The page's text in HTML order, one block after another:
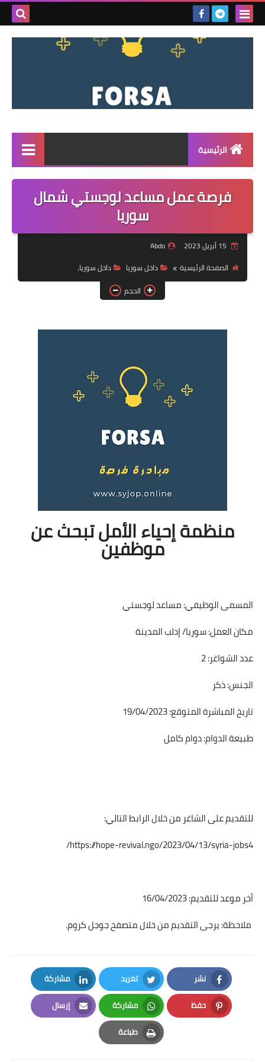
بحث
الرئيسية
القائمة
مناقصات
فرص عمل داخل سوريا
فرص عمل في العراق
فرص عمل في اليمن
فرص عمل في السودان
فرصة عمل مساعد لوجستي شمال
سوريا
Abdo
الصفحة الرئيسية
داخل سوريا
داخل سوريا،
الحجم
منظمة إحياء الأمل تبحث عن
موظفين
المسمى الوظيفي: مساعد لوجستي
مكان العمل: سوريا/ إدلب المدينة
عدد الشواغر: 2
الجنس: ذكر
تاريخ المباشرة المتوقع: 19/04/2023
طبيعة الدوام: دوام كامل
للتقديم على الشاغر من خلال الرابط التالي:
https://hope-revival.ngo/2023/04/13/syria-jobs4/
أخر موعد للتقديم: 16/04/2023
ملاحظة: يرجى التقديم من خلال متصفح جوجل كروم.
نشر
Facebook
تغريد
Twitter
مشاركة
LinkedIn
حفظ
Pinterest
مشاركة
Whatsapp
إرسال
Email
طباعة
Print